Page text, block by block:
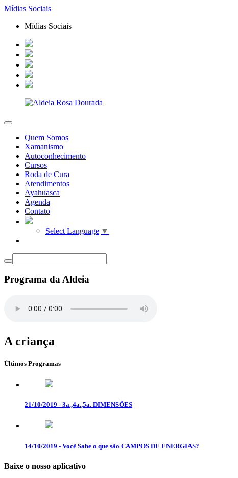
Mídias Sociais
Mídias Sociais
Quem Somos
Xamanismo
Autoconhecimento
Cursos
Roda de Cura
Atendimentos
Ayahuasca
Agenda
Contato
Select Language ▼
Programa da Aldeia
A criança
Últimos Programas
21/10/2019 - 3a.,4a.,5a. DIMENSÕES
14/10/2019 - Você Sabe o que são CAMPOS DE ENERGIAS?
Baixe o nosso aplicativo